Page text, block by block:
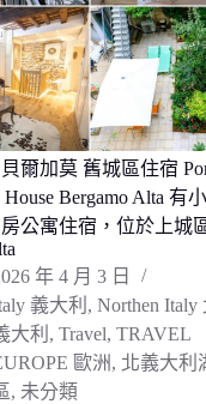
爾加莫 舊城區住宿
Bergamo Alta 有
公寓住宿，位於上城
年 4 月 3 日
義大利 , Northen Italy
大利 , Travel, TRAVEL
歐洲, 北義大利
, 未分類